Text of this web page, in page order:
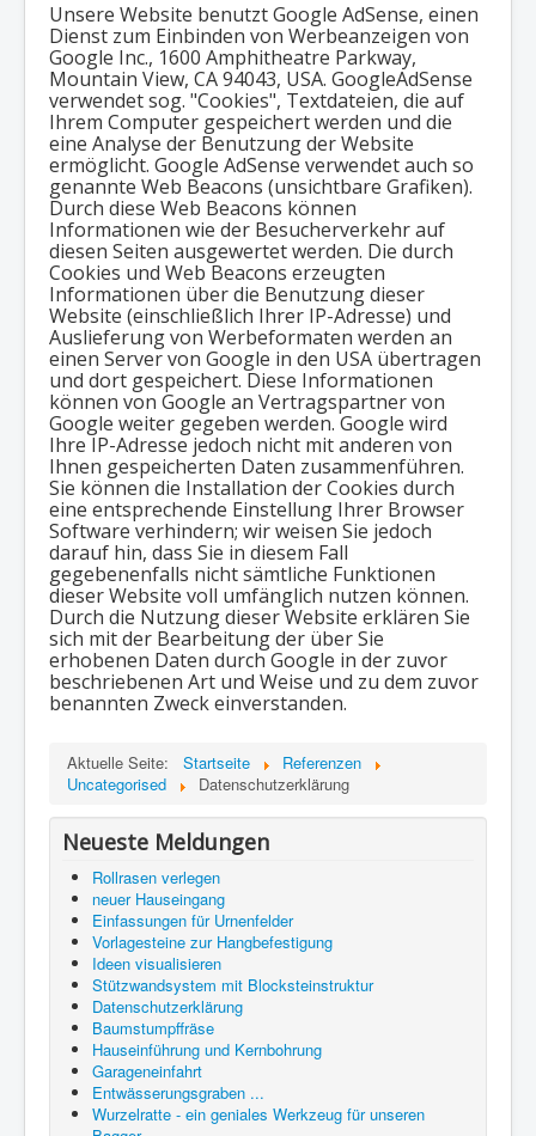
Unsere Website benutzt Google AdSense, einen
Dienst zum Einbinden von Werbeanzeigen von
Google Inc., 1600 Amphitheatre Parkway,
Mountain View, CA 94043, USA. GoogleAdSense
verwendet sog. "Cookies", Textdateien, die auf
Ihrem Computer gespeichert werden und die
eine Analyse der Benutzung der Website
ermöglicht. Google AdSense verwendet auch so
genannte Web Beacons (unsichtbare Grafiken).
Durch diese Web Beacons können
Informationen wie der Besucherverkehr auf
diesen Seiten ausgewertet werden. Die durch
Cookies und Web Beacons erzeugten
Informationen über die Benutzung dieser
Website (einschließlich Ihrer IP-Adresse) und
Auslieferung von Werbeformaten werden an
einen Server von Google in den USA übertragen
und dort gespeichert. Diese Informationen
können von Google an Vertragspartner von
Google weiter gegeben werden. Google wird
Ihre IP-Adresse jedoch nicht mit anderen von
Ihnen gespeicherten Daten zusammenführen.
Sie können die Installation der Cookies durch
eine entsprechende Einstellung Ihrer Browser
Software verhindern; wir weisen Sie jedoch
darauf hin, dass Sie in diesem Fall
gegebenenfalls nicht sämtliche Funktionen
dieser Website voll umfänglich nutzen können.
Durch die Nutzung dieser Website erklären Sie
sich mit der Bearbeitung der über Sie
erhobenen Daten durch Google in der zuvor
beschriebenen Art und Weise und zu dem zuvor
benannten Zweck einverstanden.
Aktuelle Seite: Startseite
Referenzen
Uncategorised
Datenschutzerklärung
Neueste Meldungen
Rollrasen verlegen
neuer Hauseingang
Einfassungen für Urnenfelder
Vorlagesteine zur Hangbefestigung
Ideen visualisieren
Stützwandsystem mit Blocksteinstruktur
Datenschutzerklärung
Baumstumpffräse
Hauseinführung und Kernbohrung
Garageneinfahrt
Entwässerungsgraben ...
Wurzelratte - ein geniales Werkzeug für unseren